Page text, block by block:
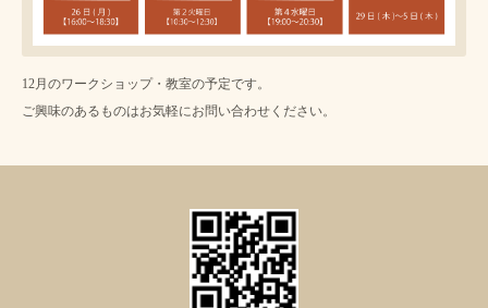
12月のワークショップ・教室の予定です。
ご興味のあるものはお気軽にお問い合わせください。